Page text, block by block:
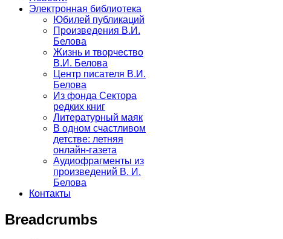
Электронная библиотека
Юбилей публикаций
Произведения В.И.
Белова
Жизнь и творчество
В.И. Белова
Центр писателя В.И.
Белова
Из фонда Сектора
редких книг
Литературный маяк
В одном счастливом
детстве: летняя
онлайн-газета
Аудиофрагменты из
произведений В. И.
Белова
Контакты
Breadcrumbs